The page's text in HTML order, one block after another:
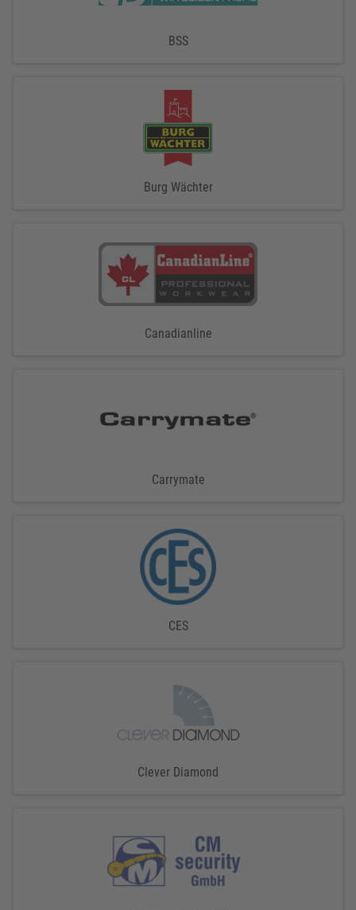
BSS
Burg Wächter
Canadianline
Carrymate
CES
Clever Diamond